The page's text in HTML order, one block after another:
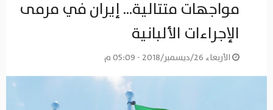
مواجهات متتالية... إيران في مرمى
الإجراءات الألبانية
الأربعاء 26/ديسمبر/2018 - 05:09 م